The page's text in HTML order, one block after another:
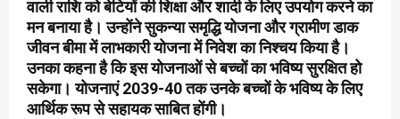
वाली राशि को बेटियों की शिक्षा और शादी के लिए उपयोग करने का
मन बनाया है। उन्होंने सुकन्या समृद्धि योजना और ग्रामीण डाक
जीवन बीमा में लाभकारी योजना में निवेश का निश्चय किया है।
उनका कहना है कि इस योजनाओं से बच्चों का भविष्य सुरक्षित हो
सकेगा। योजनाएं 2039-40 तक उनके बच्चों के भविष्य के लिए
आर्थिक रूप से सहायक साबित होंगी।